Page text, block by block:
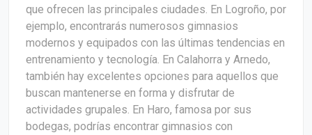
que ofrecen las principales ciudades. En Logroño, por
ejemplo, encontrarás numerosos gimnasios
modernos y equipados con las últimas tendencias en
entrenamiento y tecnología. En Calahorra y Arnedo,
también hay excelentes opciones para aquellos que
buscan mantenerse en forma y disfrutar de
actividades grupales. En Haro, famosa por sus
bodegas, podrías encontrar gimnasios con